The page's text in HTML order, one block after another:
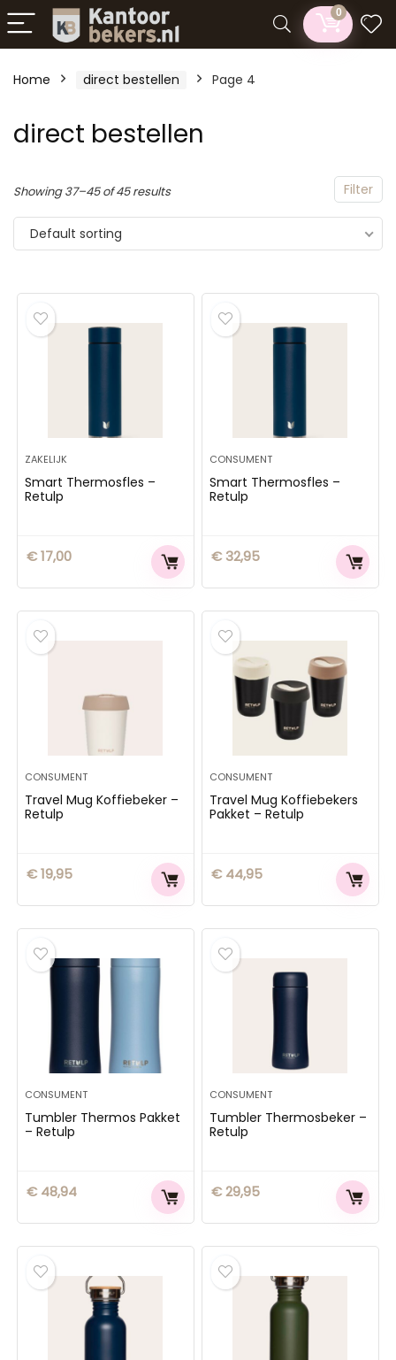
0
Home direct bestellen Page 4
direct bestellen
Filter
Showing 37–45 of 45 results
Default sorting
ZAKELIJK
Smart Thermosfles –
Retulp
€17,00
CONSUMENT
Smart Thermosfles –
Retulp
€32,95
CONSUMENT
Travel Mug Koffiebeker –
Retulp
€19,95
CONSUMENT
Travel Mug Koffiebekers
Pakket – Retulp
€44,95
CONSUMENT
Tumbler Thermos Pakket
– Retulp
€48,94
CONSUMENT
Tumbler Thermosbeker –
Retulp
€29,95